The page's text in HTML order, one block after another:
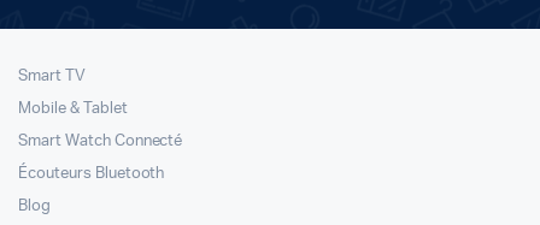
Smart TV
Mobile & Tablet
Smart Watch Connecté
Écouteurs Bluetooth
Blog